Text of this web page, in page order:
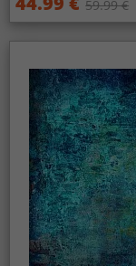
59.99 €